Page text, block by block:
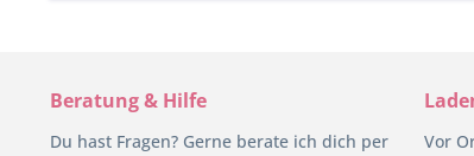
Beratung & Hilfe
Du hast Fragen? Gerne berate ich dich per
Vor